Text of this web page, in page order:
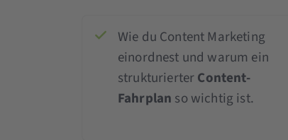
Wie du Content Marketing
einordnest und warum ein
strukturierterContent-
Fahrplan so wichtig ist.